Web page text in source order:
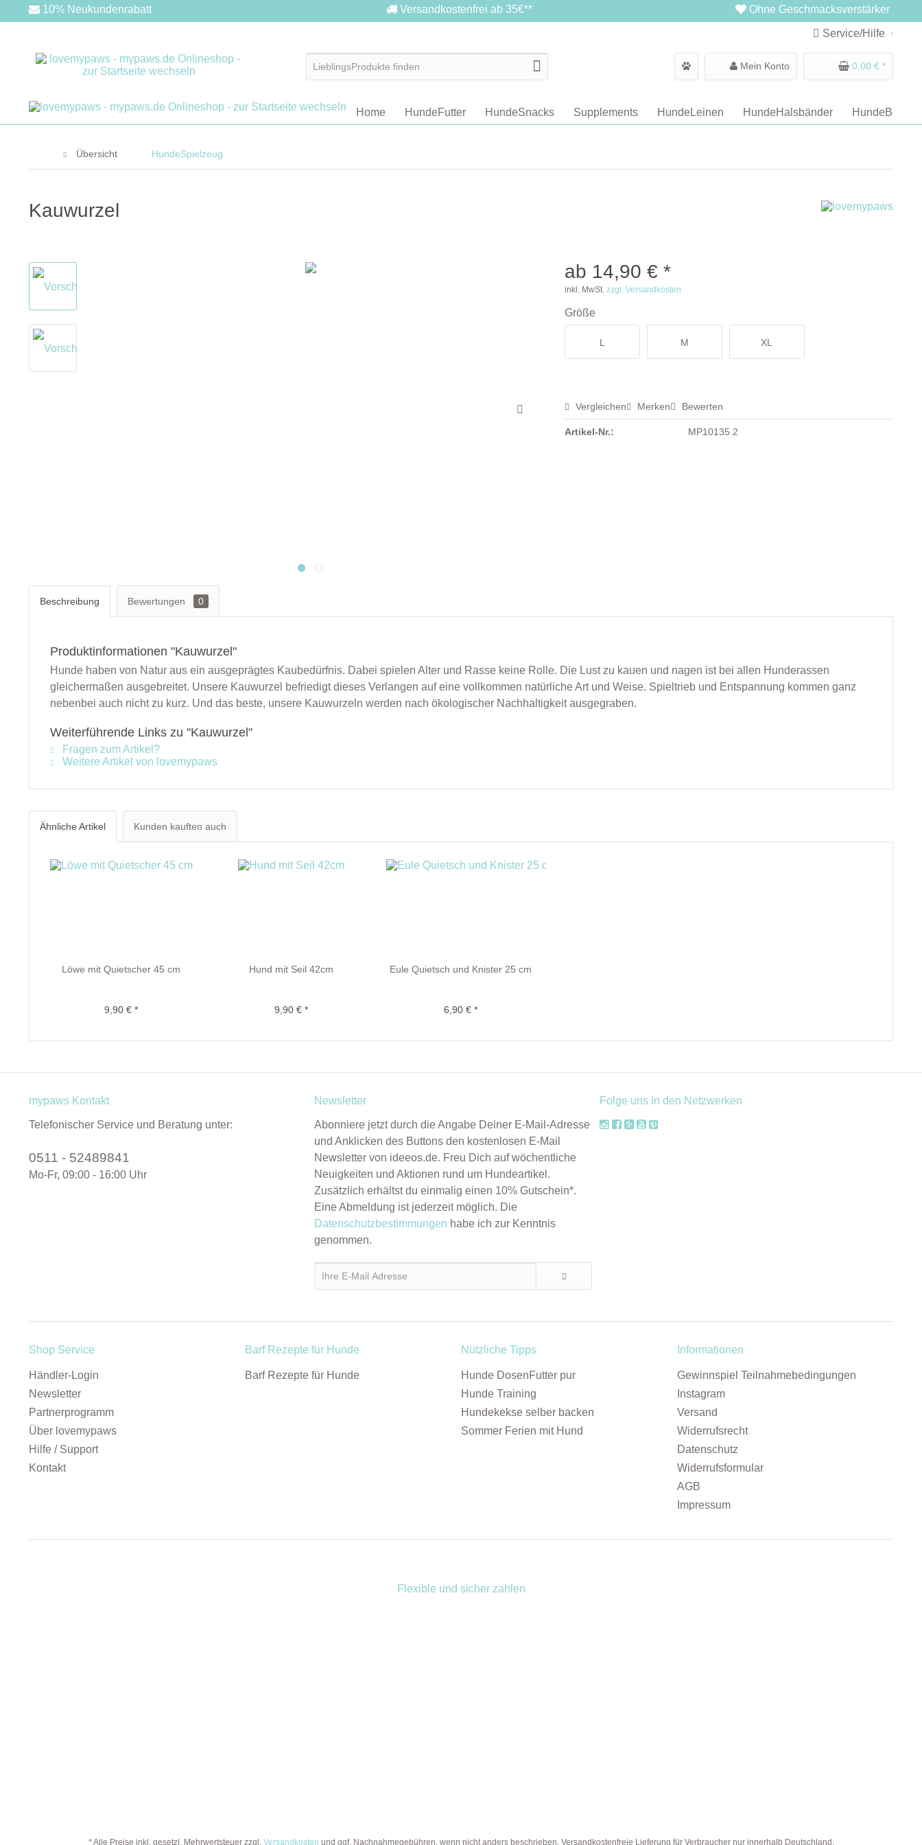
10% Neukundenrabatt Versandkostenfrei ab 35€** Ohne Geschmacksverstärker
Service/Hilfe
Mein Konto 0,00 € *
Home HundeFutter HundeSnacks Supplements HundeLeinen HundeHalsbänder HundeBetten
Übersicht HundeSpielzeug
Kauwurzel
ab 14,90 € *
inkl. MwSt.zzgl. Versandkosten
Größe
L M XL
Vergleichen Merken Bewerten
Artikel-Nr.: MP10135.2
Beschreibung Bewertungen 0
Produktinformationen "Kauwurzel"
Hunde haben von Natur aus ein ausgeprägtes Kaubedürfnis. Dabei spielen Alter und Rasse keine Rolle. Die Lust zu kauen und nagen ist bei allen Hunderassen
gleichermaßen ausgebreitet. Unsere Kauwurzel befriedigt dieses Verlangen auf eine vollkommen natürliche Art und Weise. Spieltrieb und Entspannung kommen ganz
nebenbei auch nicht zu kurz. Und das beste, unsere Kauwurzeln werden nach ökologischer Nachhaltigkeit ausgegraben.
Weiterführende Links zu "Kauwurzel"
Fragen zum Artikel?
Weitere Artikel von lovemypaws
Ähnliche Artikel Kunden kauften auch
Löwe mit Quietscher 45 cm
9,90 € *
Hund mit Seil 42cm
9,90 € *
Eule Quietsch und Knister 25 cm
6,90 € *
mypaws Kontakt
Telefonischer Service und Beratung unter:
0511 - 52489841
Mo-Fr, 09:00 - 16:00 Uhr
Newsletter
Abonniere jetzt durch die Angabe Deiner E-Mail-Adresse
und Anklicken des Buttons den kostenlosen E-Mail
Newsletter von ideeos.de. Freu Dich auf wöchentliche
Neuigkeiten und Aktionen rund um Hundeartikel.
Zusätzlich erhältst du einmalig einen 10% Gutschein*.
Eine Abmeldung ist jederzeit möglich. Die
Datenschutzbestimmungen habe ich zur Kenntnis
genommen.
Folge uns in den Netzwerken
Shop Service
Händler-Login
Newsletter
Partnerprogramm
Über lovemypaws
Hilfe / Support
Kontakt
Barf Rezepte für Hunde
Barf Rezepte für Hunde
Nützliche Tipps
Hunde DosenFutter pur
Hunde Training
Hundekekse selber backen
Sommer Ferien mit Hund
Informationen
Gewinnspiel Teilnahmebedingungen
Instagram
Versand
Widerrufsrecht
Datenschutz
Widerrufsformular
AGB
Impressum
Flexible und sicher zahlen
* Alle Preise inkl. gesetzl. Mehrwertsteuer zzgl. Versandkosten und ggf. Nachnahmegebühren, wenn nicht anders beschrieben. Versandkostenfreie Lieferung für Verbraucher nur innerhalb Deutschland.